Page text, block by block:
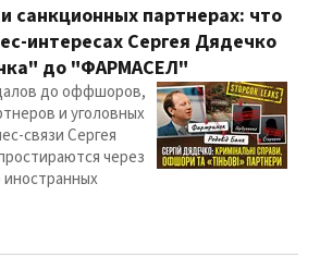
санкционных партнерах: что
интересах Сергея Дядечко
до "ФАРМАСЕЛ"
до оффшоров,
и уголовных
связи Сергея
через
иностранных